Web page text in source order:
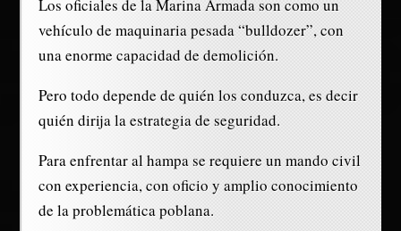
Los oficiales de la Marina Armada son como un
vehículo de maquinaria pesada “bulldozer”, con
una enorme capacidad de demolición.
Pero todo depende de quién los conduzca, es decir
quién dirija la estrategia de seguridad.
Para enfrentar al hampa se requiere un mando civil
con experiencia, con oficio y amplio conocimiento
de la problemática poblana.